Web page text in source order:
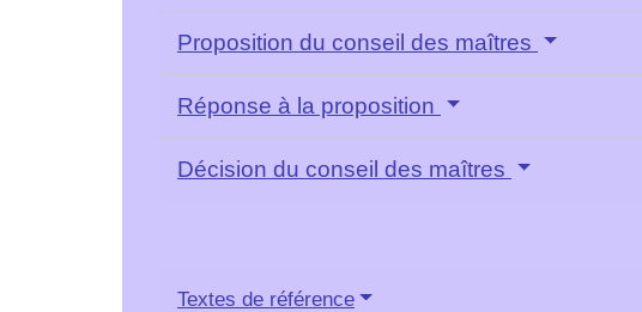
Proposition du conseil des maîtres
Réponse à la proposition
Décision du conseil des maîtres
Textes de référence